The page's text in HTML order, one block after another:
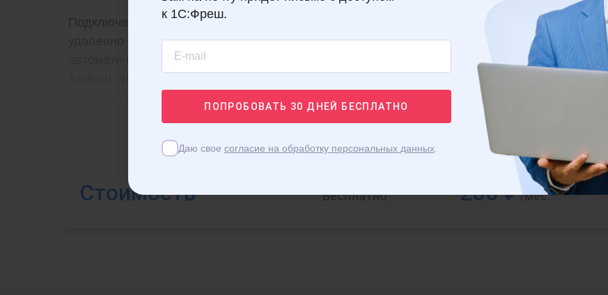
Подключение дополнительных
удаленно расположенных касс,
автоматический обмен данными:
Стоимость Бесплатно 200 ₽/мес.
к 1С:Фреш.
ПОПРОБОВАТЬ 30 ДНЕЙ БЕСПЛАТНО
Даю свое согласие на обработку персональных данных.